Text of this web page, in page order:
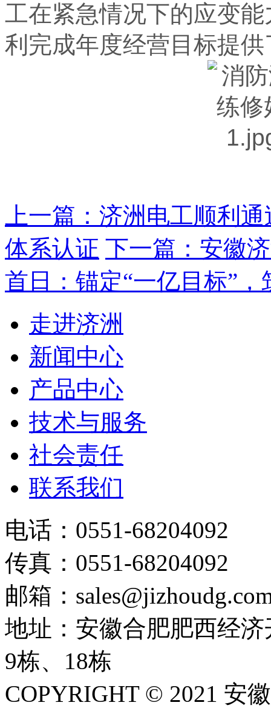
工在紧急情况下的应变
利完成年度经营目标提
上一篇：济洲电工顺利
体系认证 下一篇：安徽
首日：锚定“一亿目标”
走进济洲
新闻中心
产品中心
技术与服务
社会责任
联系我们
电话：0551-68204092
传真：0551-68204092
邮箱：
地址：安徽合肥肥西经
9栋、18栋
COPYRIGHT © 2021 安